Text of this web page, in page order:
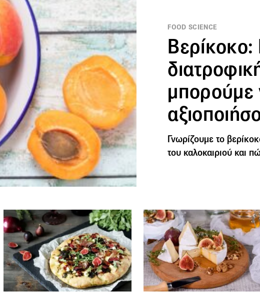
FOOD SCIENCE
Βερίκοκο:
μπορούμε
Γνωρίζουμε το
του καλοκαιριού και